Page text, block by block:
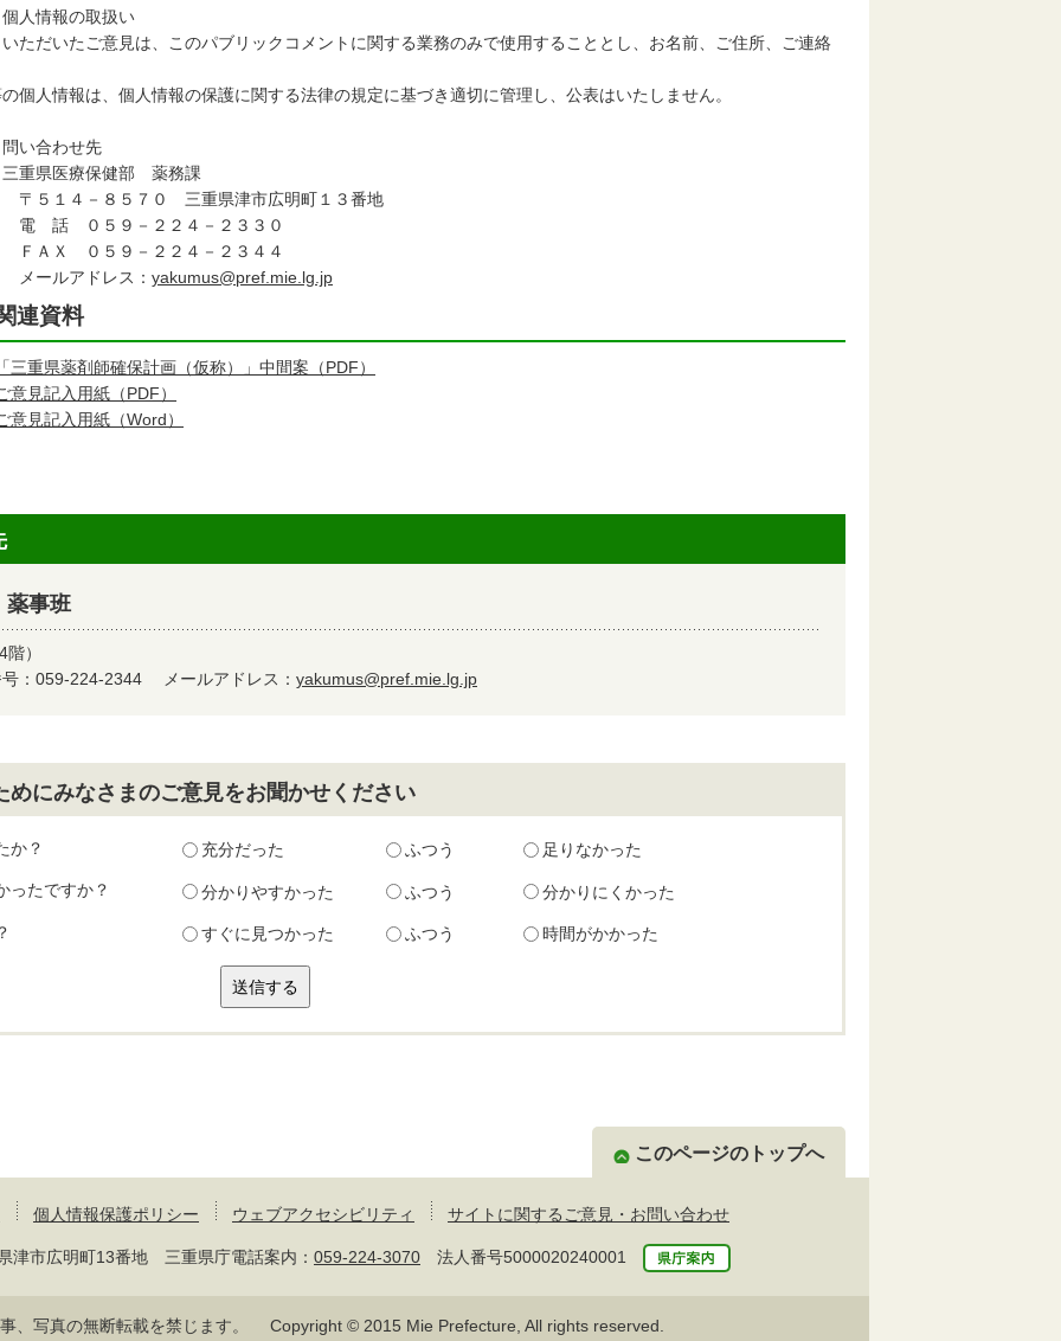
人情報の取扱い
だいたご意見は、このパブリックコメントに関する業務のみで使用することとし、お名前、ご住所、ご連絡
個人情報は、個人情報の保護に関する法律の規定に基づき適切に管理し、公表はいたしません。
い合わせ先
県医療保健部 薬務課
１４－８５７０ 三重県津市広明町１３番地
話 ０５９－２２４－２３３０
Ｘ ０５９－２２４－２３４４
ルアドレス： yakumus@pref.mie.lg.jp
連資料
「三重県薬剤師確保計画（仮称）」中間案（PDF）
意見記入用紙（PDF）
意見記入用紙（Word）
事班
）
号：059-224-2344 メールアドレス： yakumus@pref.mie.lg.jp
めにみなさまのご意見をお聞かせください
か？ 充分だった ふつう 足りなかった
ったですか？ 分かりやすかった ふつう 分かりにくかった
すぐに見つかった ふつう 時間がかかった
このページのトップへ
個人情報保護ポリシー ウェブアクセシビリティ サイトに関するご意見・お問い合わせ
市広明町13番地 三重県庁電話案内： 059-224-3070 法人番号5000020240001
、写真の無断転載を禁じます。 Copyright © 2015 Mie Prefecture, All rights reserved.